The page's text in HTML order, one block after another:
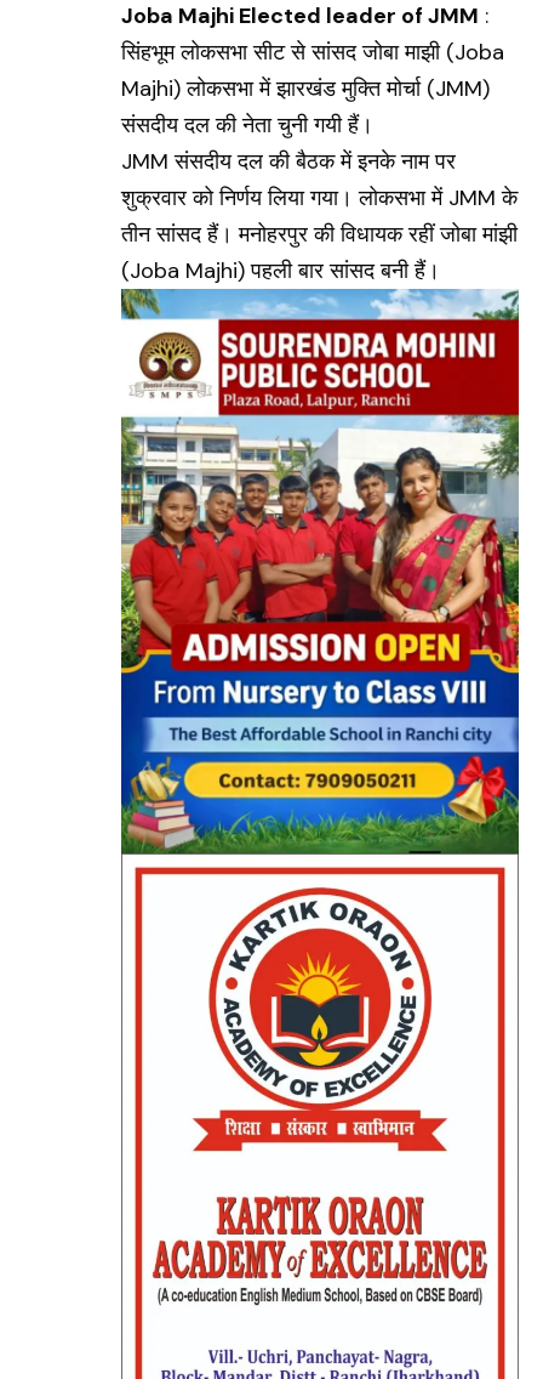
Joba Majhi Elected leader of JMM :
सिंहभूम लोकसभा सीट से सांसद जोबा माझी (Joba
Majhi) लोकसभा में झारखंड मुक्ति मोर्चा (JMM)
संसदीय दल की नेता चुनी गयी हैं।
JMM संसदीय दल की बैठक में इनके नाम पर
शुक्रवार को निर्णय लिया गया। लोकसभा में JMM के
तीन सांसद हैं। मनोहरपुर की विधायक रहीं जोबा मांझी
(Joba Majhi) पहली बार सांसद बनी हैं।